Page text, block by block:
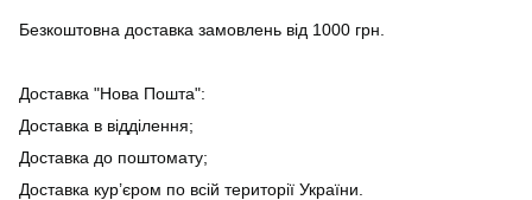
Безкоштовна доставка замовлень від 1000 грн.
Доставка "Нова Пошта":
Доставка в відділення;
Доставка до поштомату;
Доставка кур’єром по всій території України.